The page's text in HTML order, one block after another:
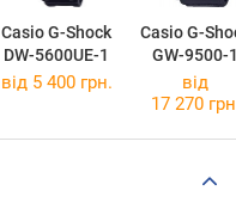
Casio G-Shock
DW-5600UE-1
Casio G-
GW-9500-
від 5 400 грн.
від
17 270